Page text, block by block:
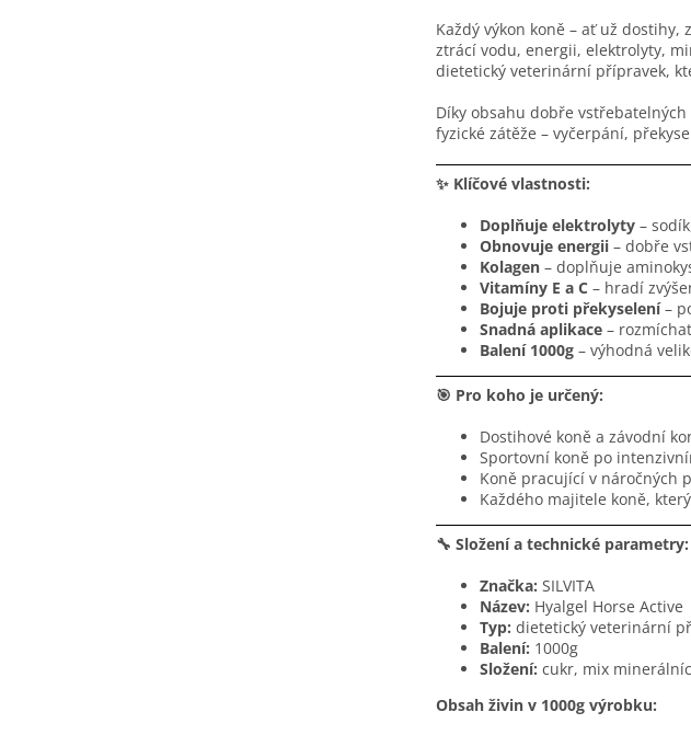
Každý výkon koně – ať už
ztrácí vodu, energii, elektrolyty,
dietetický veterinární přípravek,
Díky obsahu dobře
fyzické zátěže – vyčerpání,
✨ Klíčové vlastnosti:
Doplňuje elektrolyty –
Obnovuje energii – dobře
Kolagen – doplňuje
Vitamíny E a C – hradí
Bojuje proti překyselení –
Snadná aplikace –
Balení 1000g – výhodná
🎯 Pro koho je určený:
Dostihové koně a závodní
Sportovní koně po
Koně pracující v náročných
Každého majitele koně,
🔧 Složení a technické parametry:
Značka: SILVITA
Název: Hyalgel Horse Active
Typ: dietetický veterinární
Balení: 1000g
Složení: cukr, mix
Obsah živin v 1000g výrobku: